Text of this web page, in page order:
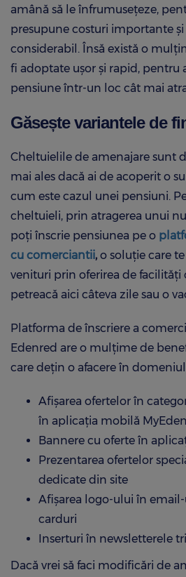
amână să le înfrumusețeze,
presupune costuri importante
considerabil. Însă există o
fi adoptate ușor și rapid, pentru
pensiune într-un loc cât mai
Găsește variantele de
Cheltuielile de amenajare sunt
mai ales dacă ai de acoperit o
cum este cazul unei pensiuni.
cheltuieli, prin atragerea unui
poți înscrie pensiunea pe o
cu comerciantii, o soluție care
venituri prin oferirea de facilități
petreacă aici câteva zile sau o
Platforma de înscriere a
Edenred are o mulțime de
care dețin o afacere în domeniul
Afișarea ofertelor în
în aplicația mobilă
Bannere cu oferte în
Prezentarea ofertelor
dedicate din site
Afișarea logo-ului în
carduri
Inserturi în newsletterele
Dacă vrei să faci modificări de